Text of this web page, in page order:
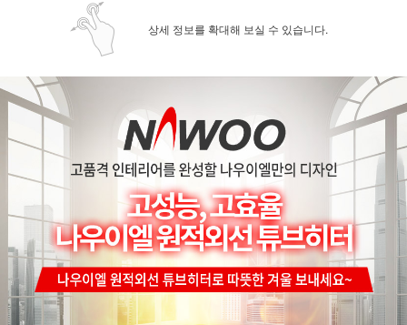
상세 정보를 확대해 보실 수 있습니다.